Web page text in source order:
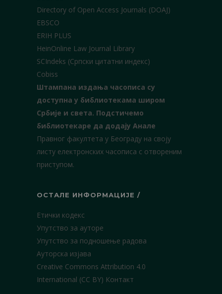
Directory of Open Access Journals (DOAJ)
EBSCO
ERIH PLUS
HeinOnline Law Journal Library
SCIndeks (Српски цитатни индекс)
Cobiss
Штампана издања часописа су
доступна у библиотекама широм
Србије и света. Подстичемо
библиотекаре да додају Анале
Правног факултета у Београду на своју
листу електронских часописа с отвореним
приступом.
ОСТАЛЕ ИНФОРМАЦИЈЕ /
Етички кодекс
Упутство за ауторе
Упутство за подношење радова
Ауторска изјава
Creative Commons Attribution 4.0
International (CC BY) Контакт